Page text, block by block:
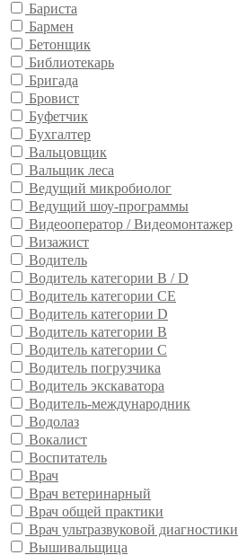
Бариста
Бармен
Бетонщик
Библиотекарь
Бригада
Бровист
Буфетчик
Бухгалтер
Вальцовщик
Вальщик леса
Ведущий микробиолог
Ведущий шоу-программы
Видеооператор / Видеомонтажер
Визажист
Водитель
Водитель категории B / D
Водитель категории CE
Водитель категории D
Водитель категории В
Водитель категории С
Водитель погрузчика
Водитель экскаватора
Водитель-международник
Водолаз
Вокалист
Воспитатель
Врач
Врач ветеринарный
Врач общей практики
Врач ультразвуковой диагностики
Вышивальщица